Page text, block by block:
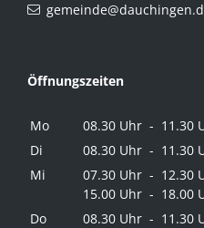
Öffnungszeiten
Mo
08.30 Uhr - 11.30
Di
08.30 Uhr - 11.30
Mi
07.30 Uhr - 12.30
15.00 Uhr - 18.00
Do
08.30 Uhr - 11.30